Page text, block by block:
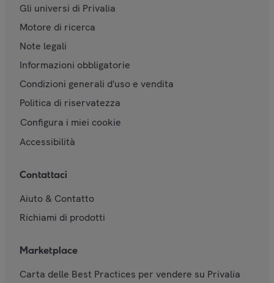
Gli universi di Privalia
Motore di ricerca
Note legali
Informazioni obbligatorie
Condizioni generali d'uso e vendita
Politica di riservatezza
Configura i miei cookie
Accessibilità
Contattaci
Aiuto & Contatto
Richiami di prodotti
Marketplace
Carta delle Best Practices per vendere su Privalia